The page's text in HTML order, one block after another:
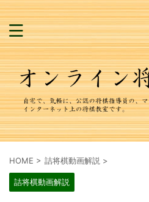
HOME > 詰将棋動画解説 >
詰将棋動画解説